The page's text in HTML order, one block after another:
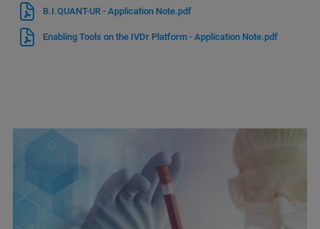
B.I.QUANT-UR - Application Note.pdf
Enabling Tools on the IVDr Platform - Application Note.pdf